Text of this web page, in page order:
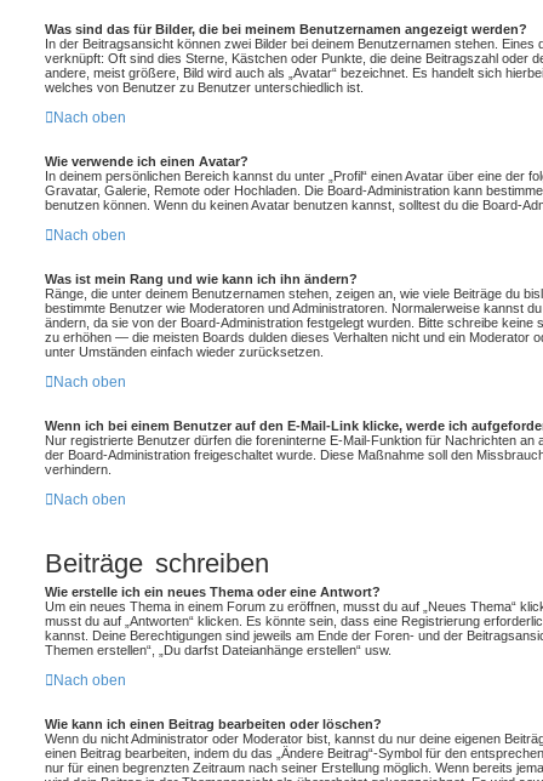
Was sind das für Bilder, die bei meinem Benutzernamen angezeigt werden?
In der Beitragsansicht können zwei Bilder bei deinem Benutzernamen stehen. Eines
verknüpft: Oft sind dies Sterne, Kästchen oder Punkte, die deine Beitragszahl oder
andere, meist größere, Bild wird auch als „Avatar“ bezeichnet. Es handelt sich
welches von Benutzer zu Benutzer unterschiedlich ist.
Nach oben
Wie verwende ich einen Avatar?
In deinem persönlichen Bereich kannst du unter „Profil“ einen Avatar über eine der
Gravatar, Galerie, Remote oder Hochladen. Die Board-Administration kann
benutzen können. Wenn du keinen Avatar benutzen kannst, solltest du die Board-
Nach oben
Was ist mein Rang und wie kann ich ihn ändern?
Ränge, die unter deinem Benutzernamen stehen, zeigen an, wie viele Beiträge du
bestimmte Benutzer wie Moderatoren und Administratoren. Normalerweise kannst
ändern, da sie von der Board-Administration festgelegt wurden. Bitte schreibe keine
zu erhöhen — die meisten Boards dulden dieses Verhalten nicht und ein Moderator
unter Umständen einfach wieder zurücksetzen.
Nach oben
Wenn ich bei einem Benutzer auf den E-Mail-Link klicke, werde ich
Nur registrierte Benutzer dürfen die foreninterne E-Mail-Funktion für Nachrichten an
der Board-Administration freigeschaltet wurde. Diese Maßnahme soll den
verhindern.
Nach oben
Beiträge schreiben
Wie erstelle ich ein neues Thema oder eine Antwort?
Um ein neues Thema in einem Forum zu eröffnen, musst du auf „Neues Thema“
musst du auf „Antworten“ klicken. Es könnte sein, dass eine Registrierung
kannst. Deine Berechtigungen sind jeweils am Ende der Foren- und der
Themen erstellen“, „Du darfst Dateianhänge erstellen“ usw.
Nach oben
Wie kann ich einen Beitrag bearbeiten oder löschen?
Wenn du nicht Administrator oder Moderator bist, kannst du nur deine eigenen
einen Beitrag bearbeiten, indem du das „Ändere Beitrag“-Symbol für den
nur für einen begrenzten Zeitraum nach seiner Erstellung möglich. Wenn bereits